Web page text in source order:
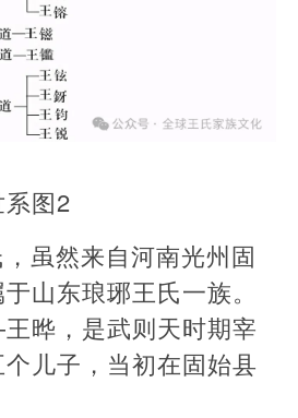
图2
虽然来自河南光州固
山东琅琊王氏一族。
晔，是武则天时期宰
儿子，当初在固始县